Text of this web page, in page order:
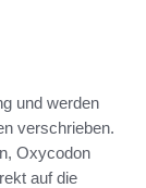
und werden
verschrieben.
Oxycodon
auf die